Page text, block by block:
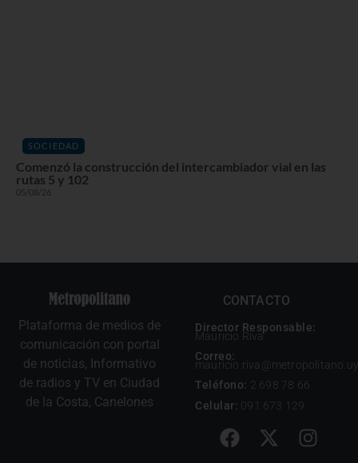
SOCIEDAD
Comenzó la construcción del intercambiador vial en las
rutas 5 y 102
05/08/26
Plataforma de medios de
comunicación con portal
de noticias, Informativo
de radios y TV en Ciudad
de la Costa, Canelones
CONTACTO
Director Responsable:
Mauricio Riva
Correo:
mauricio.riva@metropolitano.uy
Teléfono: 2 698 78 66
Celular: 091 673 129